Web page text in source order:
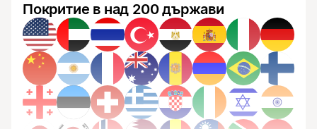
Покритие в над 200 държави